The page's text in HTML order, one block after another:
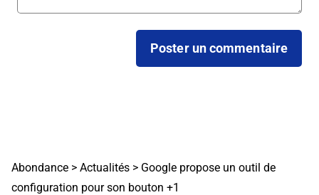
Abondance > Actualités > Google propose un outil de
configuration pour son bouton +1